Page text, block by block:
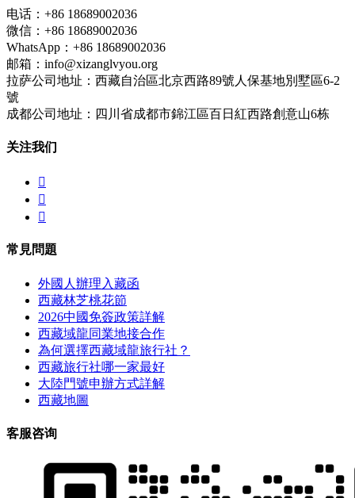
电话：+86 18689002036
微信：+86 18689002036
WhatsApp：+86 18689002036
邮箱：info@xizanglvyou.org
拉萨公司地址：西藏自治區北京西路89號人保基地別墅區6-2
號
成都公司地址：四川省成都市錦江區百日紅西路創意山6栋
关注我们



常見問題
外國人辦理入藏函
西藏林芝桃花節
2026中國免簽政策詳解
西藏域龍同業地接合作
為何選擇西藏域龍旅行社？
西藏旅行社哪一家最好
大陸門號申辦方式詳解
西藏地圖
客服咨询